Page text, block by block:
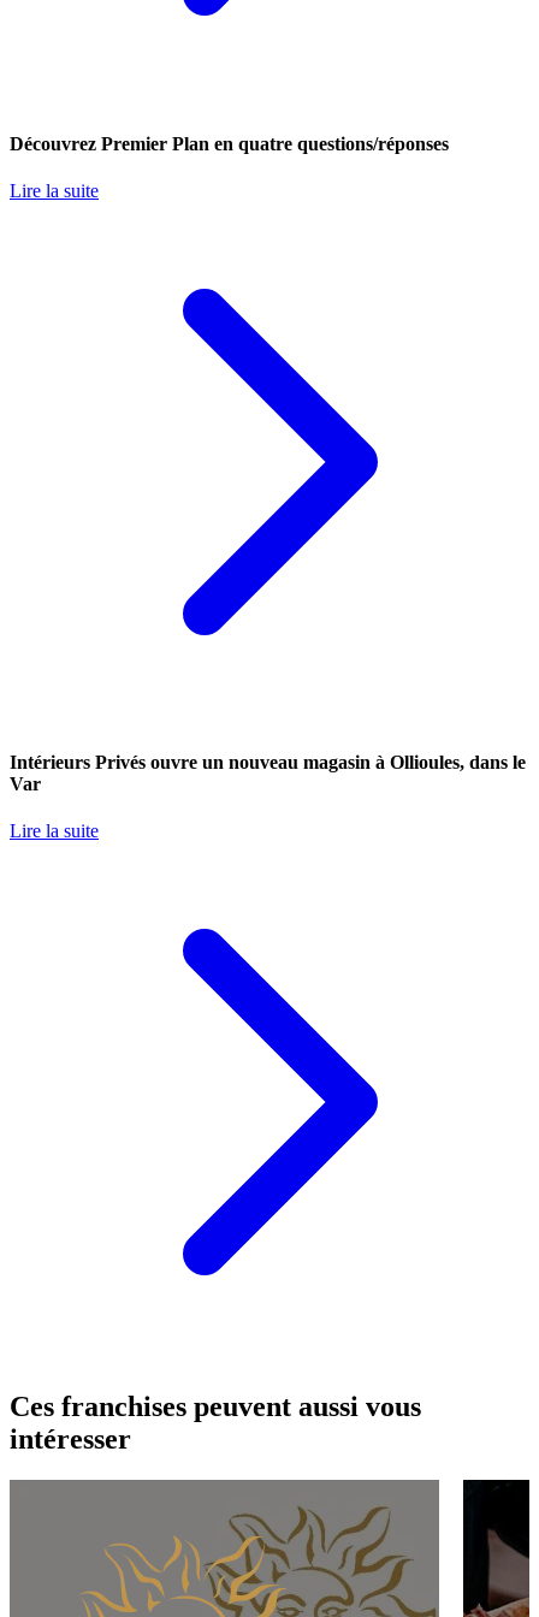
Découvrez Premier Plan en quatre questions/réponses
Lire la suite
Intérieurs Privés ouvre un nouveau magasin à Ollioules, dans le
Var
Lire la suite
Ces franchises peuvent aussi vous
intéresser